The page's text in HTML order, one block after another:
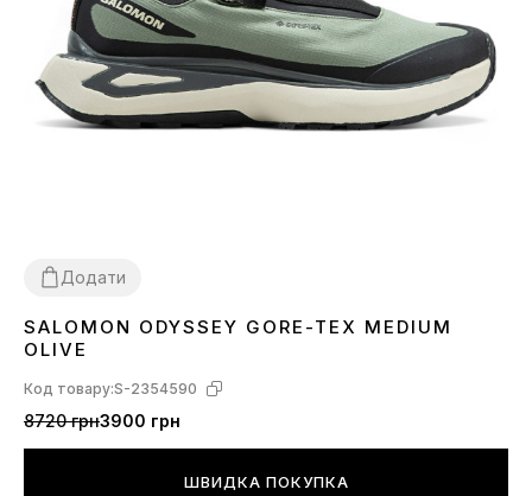
Додати
414243 44 45
SALOMON ODYSSEY GORE-TEX MEDIUM
OLIVE
Код товару:S-2354590
8720 грн3900 грн
ШВИДКА ПОКУПКА